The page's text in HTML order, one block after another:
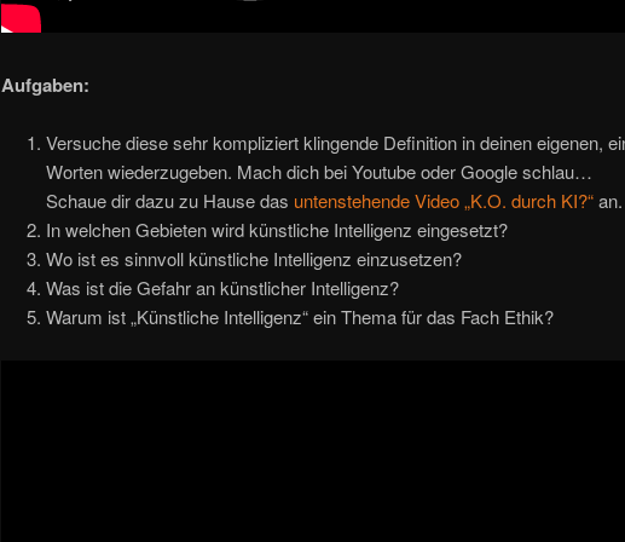
Aufgaben:
Versuche diese sehr kompliziert klingende Definition in deinen eigenen,
Worten wiederzugeben. Mach dich bei Youtube oder Google schlau…
Schaue dir dazu zu Hause das untenstehende Video „K.O. durch KI?“an.
In welchen Gebieten wird künstliche Intelligenz eingesetzt?
Wo ist es sinnvoll künstliche Intelligenz einzusetzen?
Was ist die Gefahr an künstlicher Intelligenz?
Warum ist „Künstliche Intelligenz“ ein Thema für das Fach Ethik?